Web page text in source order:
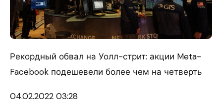
Рекордный обвал на Уолл-стрит: акции Meta-
Facebook подешевели более чем на четверть
04.02.2022 03:28